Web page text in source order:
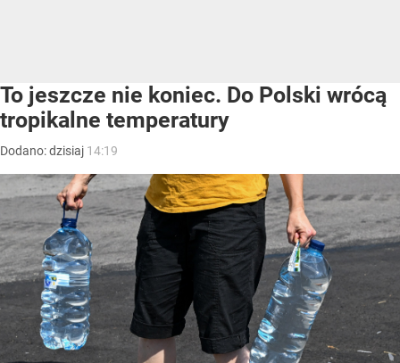
To jeszcze nie koniec. Do Polski wrócą
tropikalne temperatury
Dodano:dzisiaj 14:19